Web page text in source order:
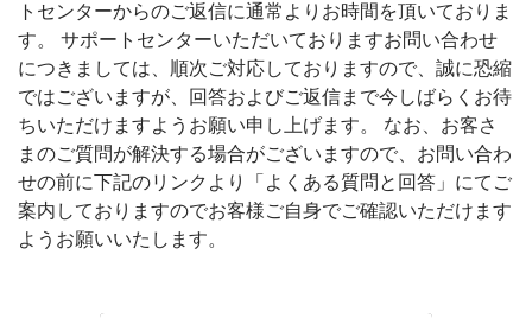
トセンターからのご返信に通常よりお時間を頂いておりま
す。 サポートセンターいただいておりますお問い合わせ
につきましては、順次ご対応しておりますので、誠に恐縮
ではございますが、回答およびご返信まで今しばらくお待
ちいただけますようお願い申し上げます。 なお、お客さ
まのご質問が解決する場合がございますので、お問い合わ
せの前に下記のリンクより「よくある質問と回答」にてご
案内しておりますのでお客様ご自身でご確認いただけます
ようお願いいたします。